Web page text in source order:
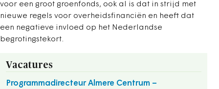
voor een groot groenfonds, ook al is dat in strijd met
nieuwe regels voor overheidsfinanciën en heeft dat
een negatieve invloed op het Nederlandse
begrotingstekort.
Vacatures
Programmadirecteur Almere Centrum –